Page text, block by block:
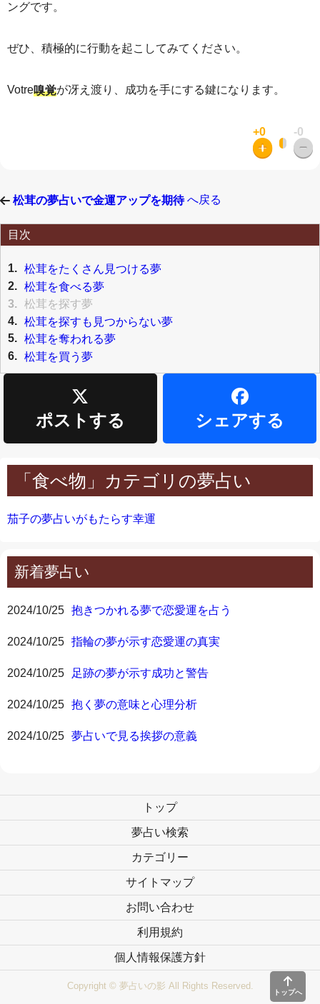
ングです。
ぜひ、積極的に行動を起こしてみてください。
Votre嗅覚が冴え渡り、成功を手にする鍵になります。
+0 -0
松茸の夢占いで金運アップを期待へ戻る
目次
1. 松茸をたくさん見つける夢
2. 松茸を食べる夢
3.
松茸を探す夢
4. 松茸を探すも見つからない夢
5. 松茸を奪われる夢
6. 松茸を買う夢
ポストする シェアする
「食べ物」カテゴリの夢占い
茄子の夢占いがもたらす幸運
新着夢占い
2024/10/25 抱きつかれる夢で恋愛運を占う
2024/10/25 指輪の夢が示す恋愛運の真実
2024/10/25 足跡の夢が示す成功と警告
2024/10/25 抱く夢の意味と心理分析
2024/10/25 夢占いで見る挨拶の意義
トップ
夢占い検索
カテゴリー
サイトマップ
お問い合わせ
利用規約
個人情報保護方針
Copyright © 夢占いの影 All Rights Reserved.
トップへ